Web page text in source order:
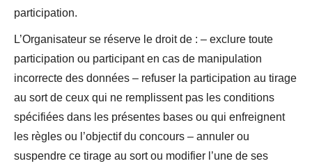
participation.
L’Organisateur se réserve le droit de : – exclure toute
participation ou participant en cas de manipulation
incorrecte des données – refuser la participation au tirage
au sort de ceux qui ne remplissent pas les conditions
spécifiées dans les présentes bases ou qui enfreignent
les règles ou l’objectif du concours – annuler ou
suspendre ce tirage au sort ou modifier l’une de ses